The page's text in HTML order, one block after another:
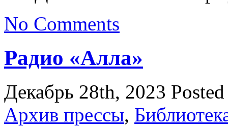
No Comments
Радио «Алла»
Декабрь 28th, 2023
Архив прессы,